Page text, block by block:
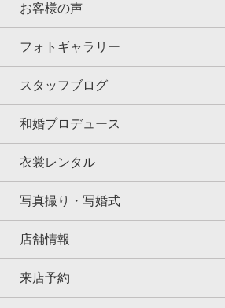
お客様の声
フォトギャラリー
スタッフブログ
和婚プロデュース
衣裳レンタル
写真撮り・写婚式
店舗情報
来店予約